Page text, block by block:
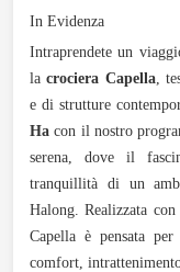
In Evidenza
Intraprendete un
lacrociera Capella,
e di strutture
Ha con il nostro
serena, dove il
tranquillità di un
Halong. Realizzata
Capella è pensata
comfort,